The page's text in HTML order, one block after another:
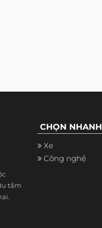
tầm
CHỌN NHANH
Xe
Công nghệ